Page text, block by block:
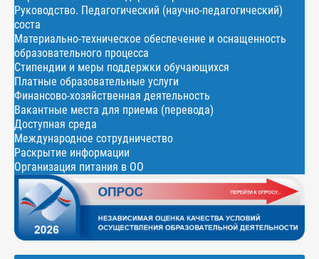
Руководство. Педагогический (научно-педагогический)
соста
Материально-техническое обеспечение и оснащенность
образовательного процесса
Стипендии и меры поддержки обучающихся
Платные образовательные услуги
Финансово-хозяйственная деятельность
Вакантные места для приема (перевода)
Доступная среда
Международное сотрудничество
Раскрытие информации
Организация питания в ОО